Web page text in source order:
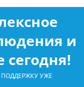
и
сегодня!
УЖЕ